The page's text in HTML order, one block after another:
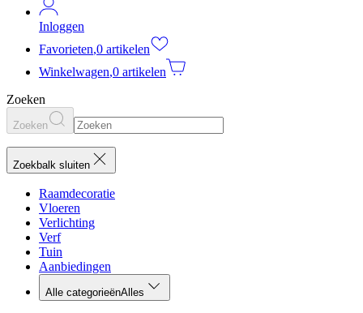
Inloggen
Favorieten,0 artikelen
Winkelwagen,0 artikelen
Zoeken
Zoeken
Zoekbalk sluiten
Raamdecoratie
Vloeren
Verlichting
Verf
Tuin
Aanbiedingen
Alle categorieënAlles